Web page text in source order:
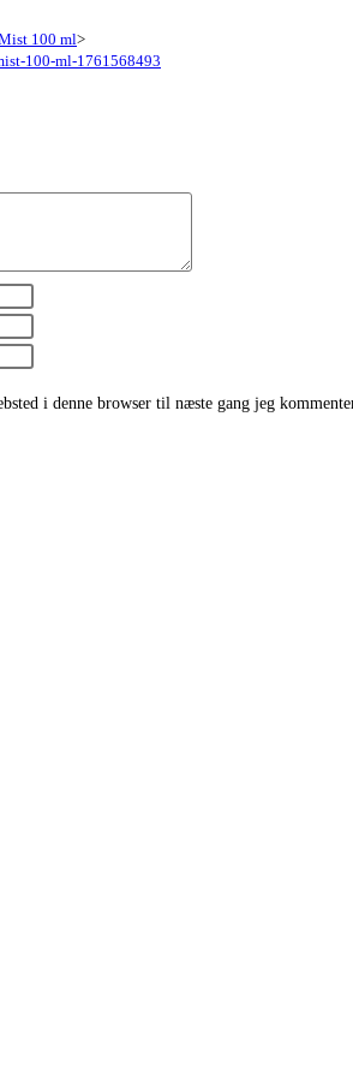
100 ml>
100-ml-1761568493
i denne browser til næste gang jeg